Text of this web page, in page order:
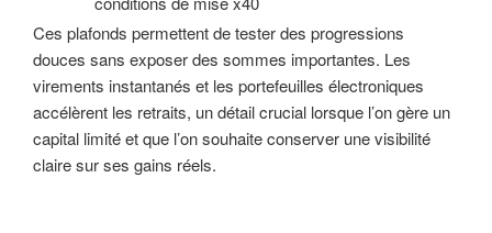
Ces plafonds permettent de tester des progressions
douces sans exposer des sommes importantes. Les
virements instantanés et les portefeuilles électroniques
accélèrent les retraits, un détail crucial lorsque l’on gère un
capital limité et que l’on souhaite conserver une visibilité
claire sur ses gains réels.